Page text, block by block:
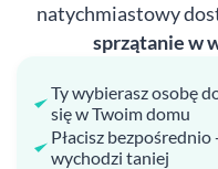
natychmiastowy
sprzątanie w
Ty wybierasz osobę
się w Twoim domu
Płacisz
wychodzi taniej